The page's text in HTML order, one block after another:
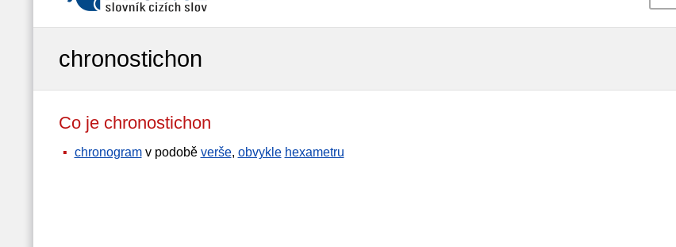
chronostichon
Co je chronostichon
chronogramv podobě verše, obvykle hexametru